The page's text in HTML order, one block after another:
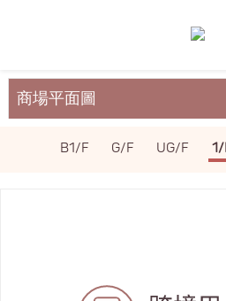
商場平面圖
關於裕民坊
B1/F G/F UG/F